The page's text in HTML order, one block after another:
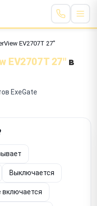
EV2707T 27"
EV2707T 27" в
ExeGate
Выключается
включается